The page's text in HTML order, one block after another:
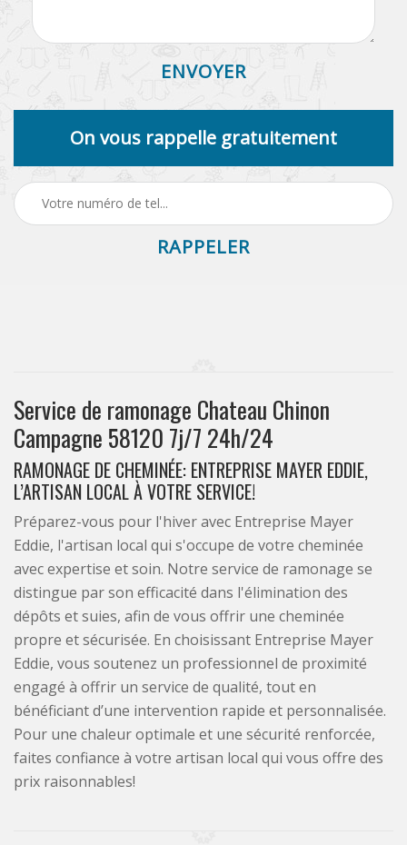
On vous rappelle gratuitement
Service de ramonage Chateau Chinon
Campagne 58120 7j/7 24h/24
RAMONAGE DE CHEMINÉE: ENTREPRISE MAYER EDDIE,
L’ARTISAN LOCAL À VOTRE SERVICE!
Préparez-vous pour l'hiver avec Entreprise Mayer
Eddie, l'artisan local qui s'occupe de votre cheminée
avec expertise et soin. Notre service de ramonage se
distingue par son efficacité dans l'élimination des
dépôts et suies, afin de vous offrir une cheminée
propre et sécurisée. En choisissant Entreprise Mayer
Eddie, vous soutenez un professionnel de proximité
engagé à offrir un service de qualité, tout en
bénéficiant d’une intervention rapide et personnalisée.
Pour une chaleur optimale et une sécurité renforcée,
faites confiance à votre artisan local qui vous offre des
prix raisonnables!